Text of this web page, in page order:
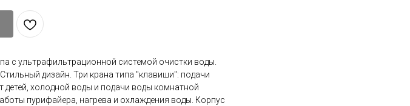
с ультрафильтрационной системой очистки воды.
дизайн. Три крана типа "клавиши": подачи
детей, холодной воды и подачи воды комнатной
пурифайера, нагрева и охлаждения воды. Корпус